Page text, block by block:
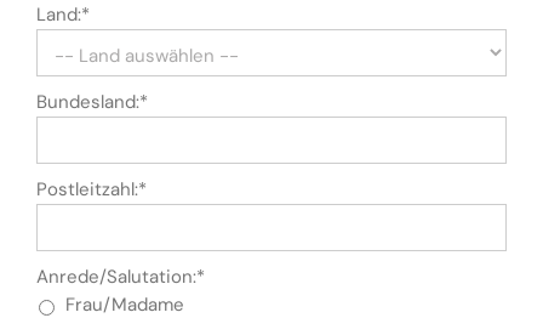
Land:*
Bundesland:*
Postleitzahl:*
Anrede/Salutation:*
Frau/Madame